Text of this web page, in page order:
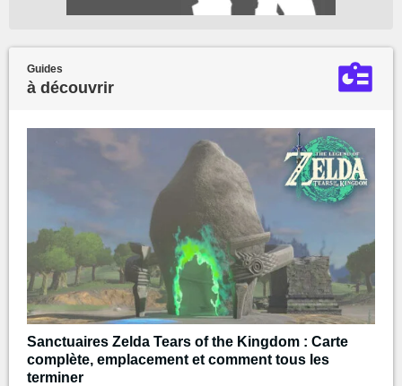
Guides
à découvrir
Sanctuaires Zelda Tears of the Kingdom : Carte
complète, emplacement et comment tous les
terminer